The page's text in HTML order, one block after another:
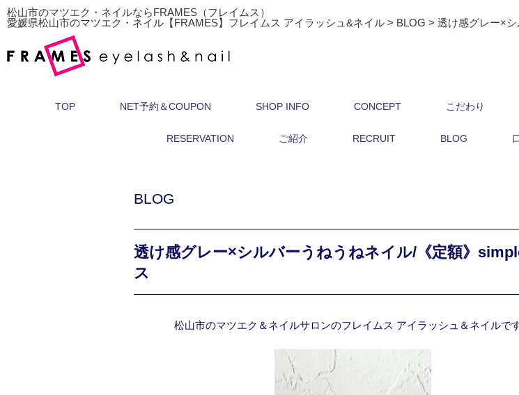
松山市のマツエク・ネイルならFRAMES（フレイムス）
愛媛県松山市のマツエク・ネイル【FRAMES】フレイムス アイラッシュ&ネイル > BLOG > 透け感グレー×
TOP NET予約＆COUPON SHOP INFO CONCEPT こだわり
RESERVATION ご紹介 RECRUIT BLOG
BLOG
透け感グレー×シルバーうねうねネイル/《定額》
ス
松山市のマツエク＆ネイルサロンのフレイムス アイラッシュ＆ネイルです